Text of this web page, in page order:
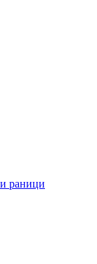
раници